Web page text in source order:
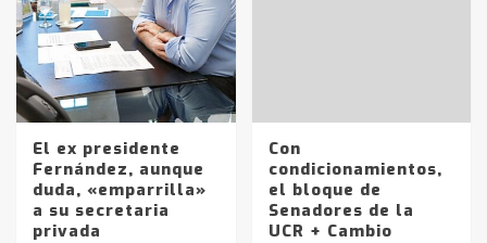
El ex presidente
Fernández, aunque
duda, «emparrilla»
a su secretaria
privada
Con
condicionamientos,
el bloque de
Senadores de la
UCR + Cambio